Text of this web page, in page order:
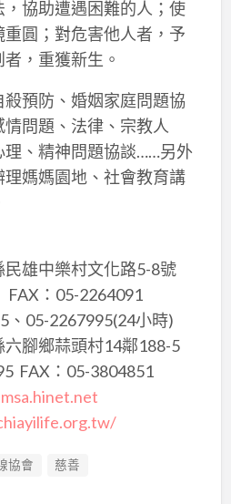
協助遭遇困難的人；使
圓；對危害他人者，予
，重獲新生。
預防、婚姻家庭問題協
問題、法律、宗教人
理、精神問題協談……另外
媽媽園地、社會教育講
民雄中樂村文化路5-8號
：05-2264091
05-2267995(24小時)
腳鄉蒜頭村14鄰188-5
FAX：05-3804851
協會 慈善